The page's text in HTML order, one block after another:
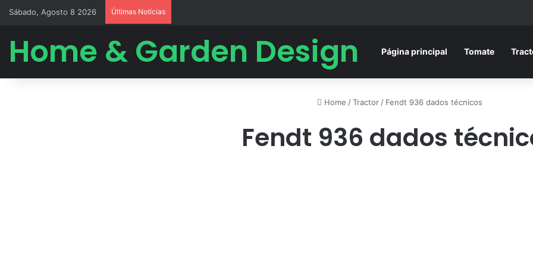
Sábado, Agosto 8 2026 Últimas Notícias
Home & Garden Design Página principal Tomate
Home /Tractor / Fendt 936 dados técnicos
Fendt 936 dados